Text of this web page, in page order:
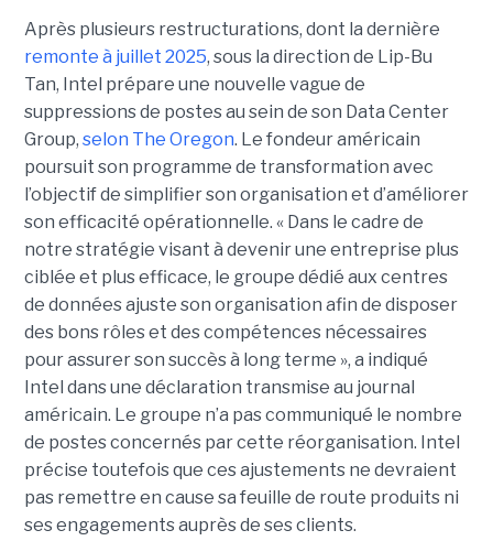
Après plusieurs restructurations, dont la dernière
remonte à juillet 2025, sous la direction de Lip-Bu
Tan, Intel prépare une nouvelle vague de
suppressions de postes au sein de son Data Center
Group, selon The Oregon. Le fondeur américain
poursuit son programme de transformation avec
l’objectif de simplifier son organisation et d’améliorer
son efficacité opérationnelle. « Dans le cadre de
notre stratégie visant à devenir une entreprise plus
ciblée et plus efficace, le groupe dédié aux centres
de données ajuste son organisation afin de disposer
des bons rôles et des compétences nécessaires
pour assurer son succès à long terme », a indiqué
Intel dans une déclaration transmise au journal
américain. Le groupe n’a pas communiqué le nombre
de postes concernés par cette réorganisation. Intel
précise toutefois que ces ajustements ne devraient
pas remettre en cause sa feuille de route produits ni
ses engagements auprès de ses clients.